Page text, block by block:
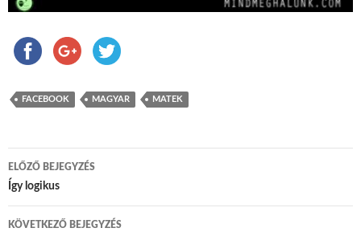
FACEBOOK MAGYAR MATEK
Bejegyzés navigáció
ELŐZŐ BEJEGYZÉS
Így logikus
KÖVETKEZŐ BEJEGYZÉS